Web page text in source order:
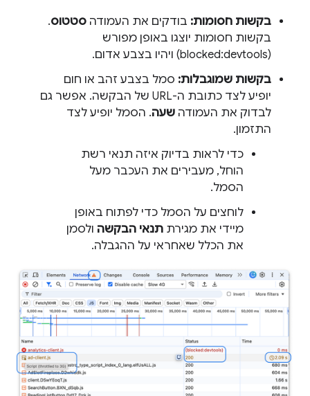
בקשות חסומות: בודקים את העמודה סטטוס.
בקשות חסומות יוצגו באופן מפורש
(blocked:devtools) ויהיו בצבע אדום.
בקשות שמוגבלות: סמל בצבע זהב או חום
יופיע לצד כתובת ה-URL של הבקשה. אפשר גם
לבדוק את העמודה שעה. הסמל יופיע לצד
התזמון.
כדי לראות בדיוק איזה תנאי רשת
הוחל, מעבירים את העכבר מעל
הסמל.
לוחצים על הסמל כדי לפתוח באופן
מיידי את מגירת תנאי הבקשה ולסמן
את הכלל שאחראי על ההגבלה.